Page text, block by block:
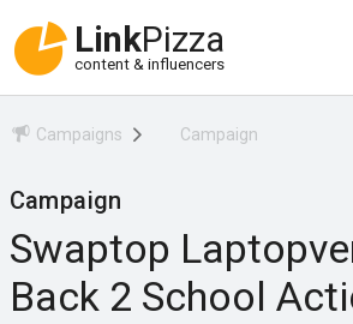
LinkPizza
content & influencers
Campaigns Campaign
Campaign
Swaptop
Back 2 School